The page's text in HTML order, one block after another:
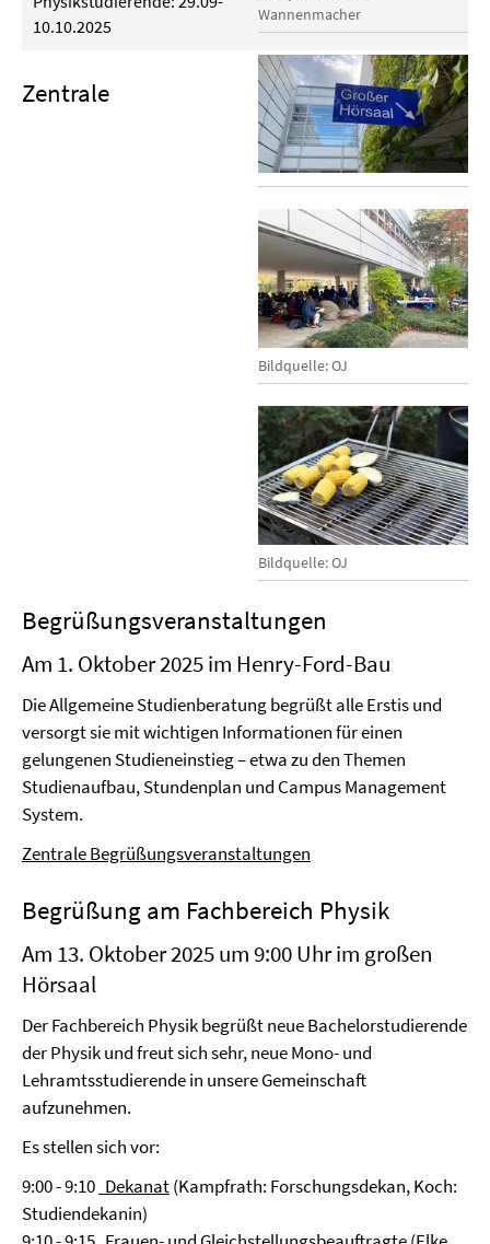
Wannenmacher
Bildquelle: OJ
Bildquelle: OJ
10.10.2025
Zentrale
Begrüßungsveranstaltungen
Am 1. Oktober 2025 im Henry-Ford-Bau
Die Allgemeine Studienberatung begrüßt alle Erstis und
versorgt sie mit wichtigen Informationen für einen
gelungenen Studieneinstieg – etwa zu den Themen
Studienaufbau, Stundenplan und Campus Management
System.
Zentrale Begrüßungsveranstaltungen
Begrüßung am Fachbereich Physik
Am 13. Oktober 2025 um 9:00 Uhr im großen
Hörsaal
Der Fachbereich Physik begrüßt neue Bachelorstudierende
der Physik und freut sich sehr, neue Mono- und
Lehramtsstudierende in unsere Gemeinschaft
aufzunehmen.
Es stellen sich vor:
9:00 - 9:10 Dekanat(Kampfrath: Forschungsdekan, Koch:
Studiendekanin)